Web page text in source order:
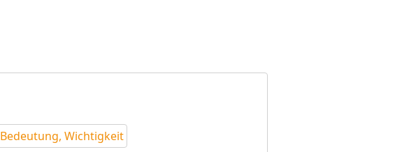
Bedeutung, Wichtigkeit